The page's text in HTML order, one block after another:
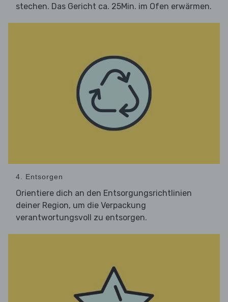
stechen. Das Gericht ca. 25Min. im Ofen erwärmen.
4. Entsorgen
Orientiere dich an den Entsorgungsrichtlinien
deiner Region, um die Verpackung
verantwortungsvoll zu entsorgen.